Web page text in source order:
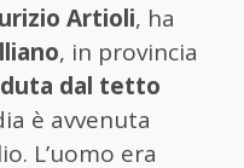
Artioli, ha
, in provincia
dal tetto
è avvenuta
L’uomo era